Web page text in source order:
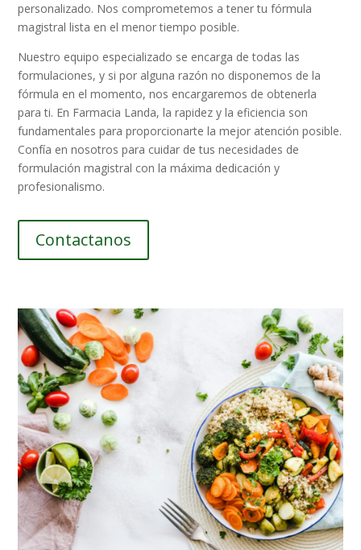
personalizado. Nos comprometemos a tener tu fórmula
magistral lista en el menor tiempo posible.
Nuestro equipo especializado se encarga de todas las
formulaciones, y si por alguna razón no disponemos de la
fórmula en el momento, nos encargaremos de obtenerla
para ti. En Farmacia Landa, la rapidez y la eficiencia son
fundamentales para proporcionarte la mejor atención posible.
Confía en nosotros para cuidar de tus necesidades de
formulación magistral con la máxima dedicación y
profesionalismo.
Contactanos